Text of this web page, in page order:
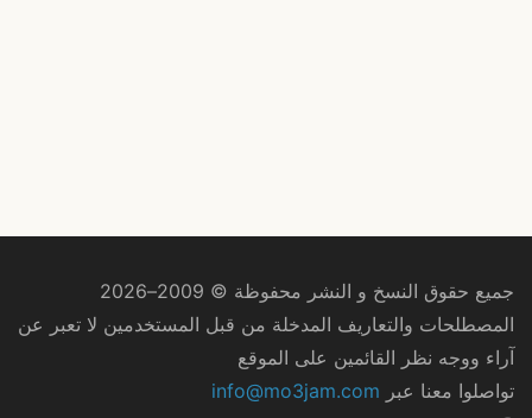
جميع حقوق النسخ و النشر محفوظة © 2009–2026
المصطلحات والتعاريف المدخلة من قبل المستخدمين لا تعبر عن
آراء ووجه نظر القائمين على الموقع
تواصلوا معنا عبر info@mo3jam.com